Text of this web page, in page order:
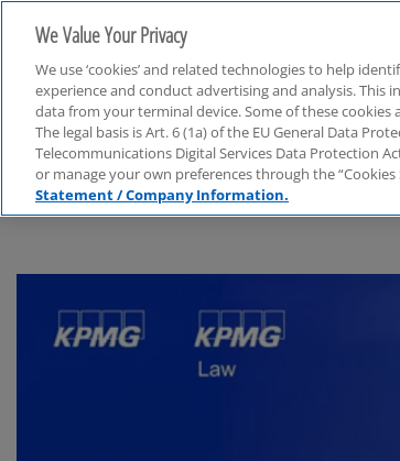
Business Performance &
We Value Your Privacy
We use ‘cookies’ and related technologies to help
experience and conduct advertising and analysis. This
data from your terminal device. Some of these
The legal basis is Art. 6 (1a) of the EU General Data
Telecommunications Digital Services Data Protection
or manage your own preferences through the
Statement / Company Information.